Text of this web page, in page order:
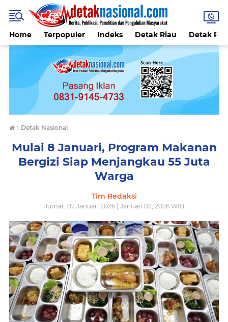
Home Terpopuler Indeks Detak Riau Detak
› Detak Nasional
Mulai 8 Januari, Program Makanan
Bergizi Siap Menjangkau 55 Juta
Warga
Tim Redaksi
Jumat, 02 Januari 2026 | Januari 02, 2026 WIB